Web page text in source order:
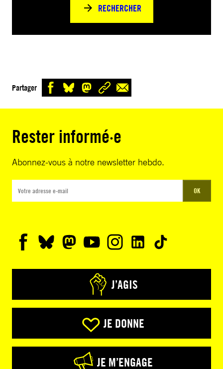
RECHERCHER
Partager
Rester informé·e
Abonnez-vous à notre newsletter hebdo.
OK
J’AGIS
JE DONNE
JE M’ENGAGE